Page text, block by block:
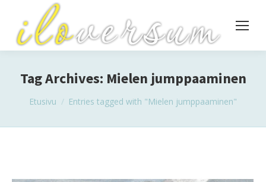
Tag Archives: Mielen jumppaaminen
You are here:
Etusivu Entries tagged with "Mielen jumppaaminen"